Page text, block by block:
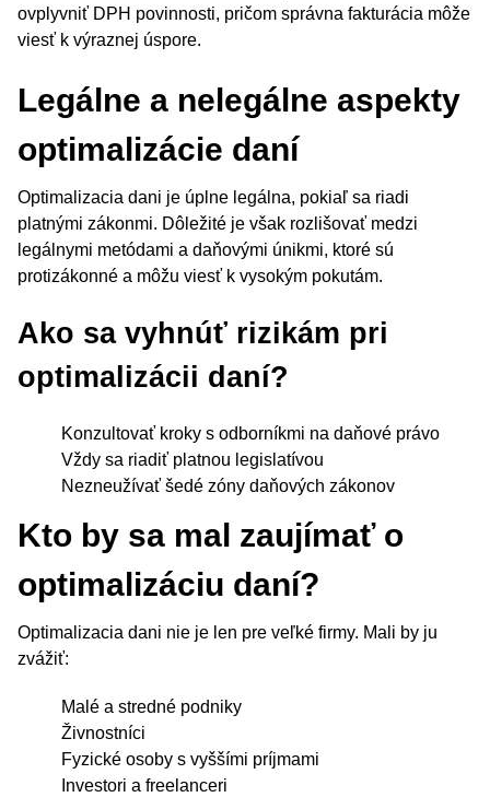
ovplyvniť DPH povinnosti, pričom správna fakturácia môže
viesť k výraznej úspore.
Legálne a nelegálne aspekty
optimalizácie daní
Optimalizacia dani je úplne legálna, pokiaľ sa riadi
platnými zákonmi. Dôležité je však rozlišovať medzi
legálnymi metódami a daňovými únikmi, ktoré sú
protizákonné a môžu viesť k vysokým pokutám.
Ako sa vyhnúť rizikám pri
optimalizácii daní?
Konzultovať kroky s odborníkmi na daňové právo
Vždy sa riadiť platnou legislatívou
Nezneužívať šedé zóny daňových zákonov
Kto by sa mal zaujímať o
optimalizáciu daní?
Optimalizacia dani nie je len pre veľké firmy. Mali by ju
zvážiť:
Malé a stredné podniky
Živnostníci
Fyzické osoby s vyššími príjmami
Investori a freelanceri